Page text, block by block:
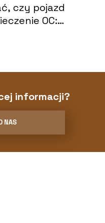
czy pojazd
OC:
informacji?
NAS